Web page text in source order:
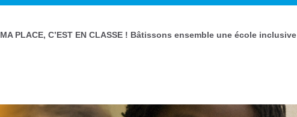
MA PLACE, C’EST EN CLASSE ! Bâtissons ensemble une école inclusive